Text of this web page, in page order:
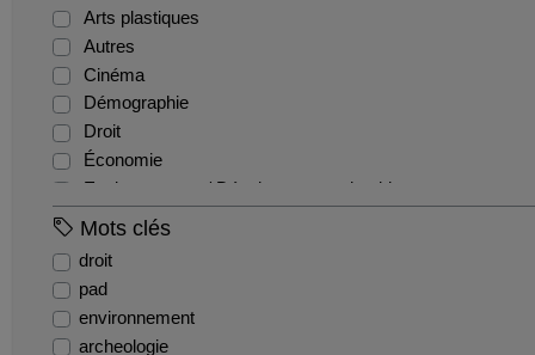
Film pédagogique
Reportage
Arts plastiques
Autres
Cinéma
Démographie
Droit
Économie
Environnement / Développement durable
EPS
Histoire
Mots clés
droit
pad
environnement
archeologie